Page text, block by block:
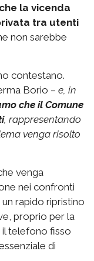
la vicenda
tra utenti
non sarebbe
contestano.
Borio – e, in
che il Comune
, rappresentando
venga risolto
venga
nei confronti
rapido ripristino
proprio per la
telefono fisso
di